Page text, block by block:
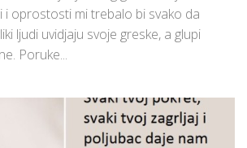
i oprostosti mi trebalo bi svako da
ljudi uvidjaju svoje greske, a glupi
Poruke...